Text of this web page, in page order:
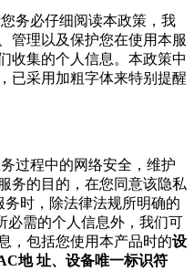
务必仔细阅读本政策，我
管理以及保护您在使用本服
收集的个人信息。本政策中
已采用加粗字体来特别提醒
过程中的网络安全，维护
务的目的，在您同意该隐私
时，除法律法规所明确的
需的个人信息外， 我们可
，包括您使用本产品时的设
地 址、设备唯一标识符